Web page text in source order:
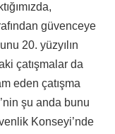
güvenceye
20. yüzyılın
çatışmalar da
eden çatışma
şu anda bunu
Konseyi’nde